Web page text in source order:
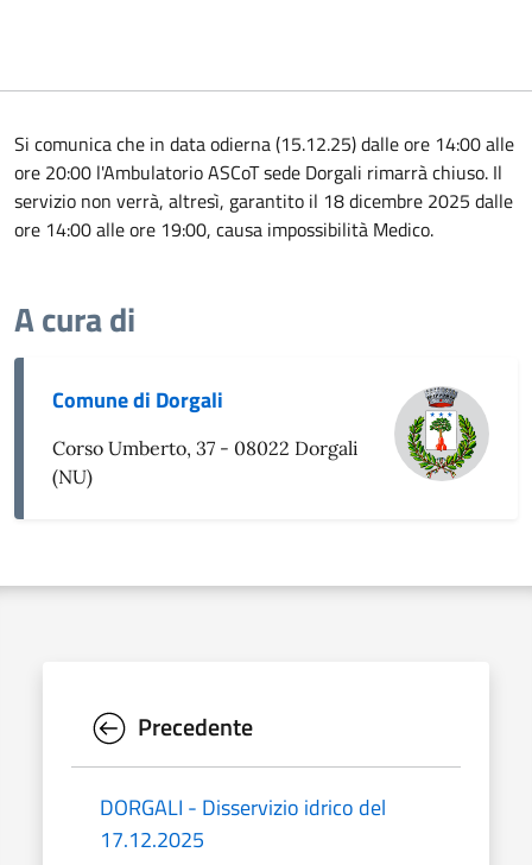
Si comunica che in data odierna (15.12.25) dalle ore 14:00 alle
ore 20:00 l'Ambulatorio ASCoT sede Dorgali rimarrà chiuso. Il
servizio non verrà, altresì, garantito il 18 dicembre 2025 dalle
ore 14:00 alle ore 19:00, causa impossibilità Medico.
A cura di
Comune di Dorgali
Corso Umberto, 37 - 08022 Dorgali
(NU)
Precedente
DORGALI - Disservizio idrico del
17.12.2025